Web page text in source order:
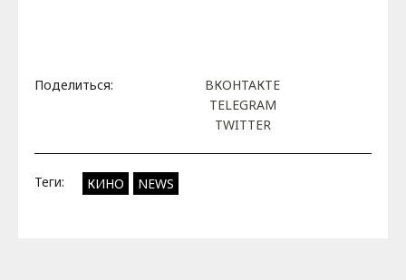
Поделиться:
ВКОНТАКТЕ
TELEGRAM
TWITTER
Теги: КИНО NEWS